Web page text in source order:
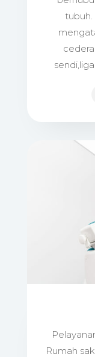
Rumah